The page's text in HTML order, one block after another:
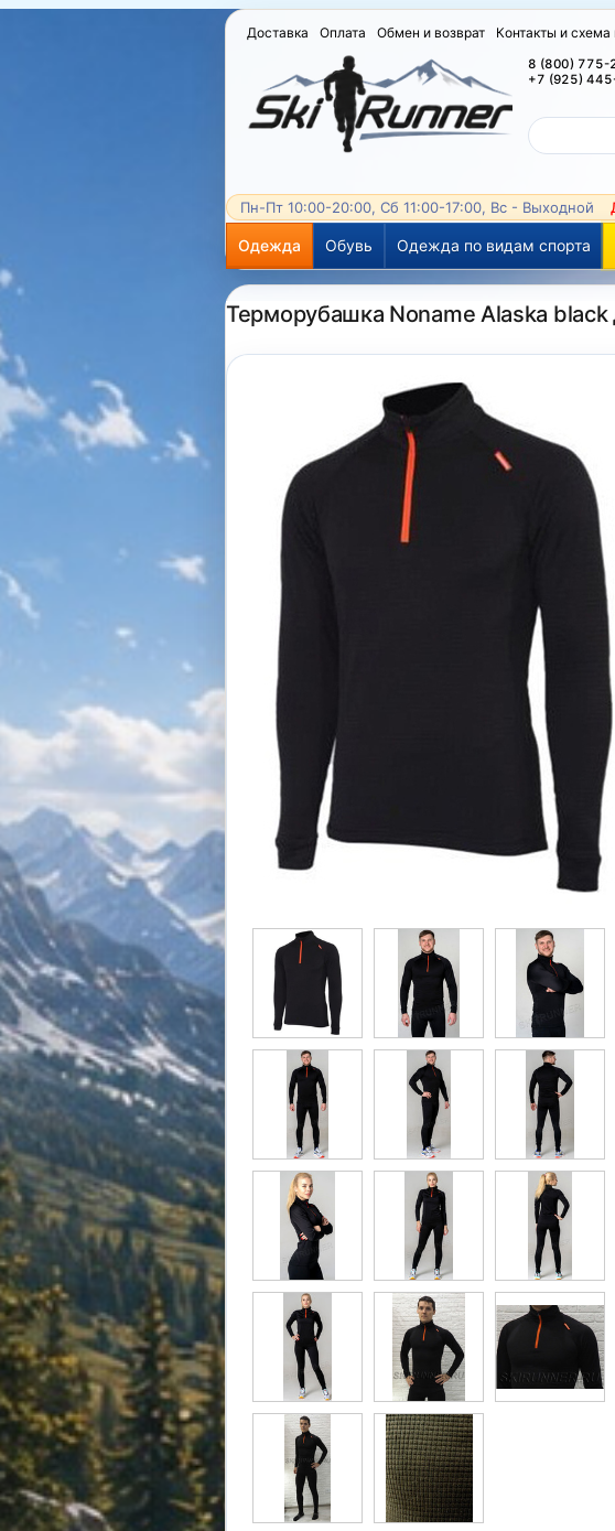
Доставка Оплата Обмен и возврат Контакты и схема
8 (800) 775-
+7 (925)
Пн-Пт 10:00-20:00, Сб 11:00-17:00, Вс - Выходной
Одежда Обувь Одежда по видам спорта
Терморубашка Noname Alaska